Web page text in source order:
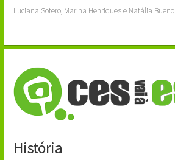
Luciana Sotero, Marina Henriques e Natália Bueno
História